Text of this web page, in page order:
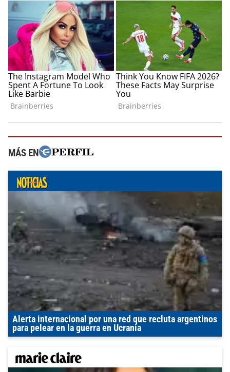
MÁS EN
Alerta internacional por una red que recluta argentinos
para pelear en la guerra en Ucrania